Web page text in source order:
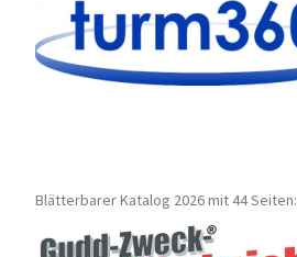
Blätterbarer Katalog 2026 mit 44 Seiten: